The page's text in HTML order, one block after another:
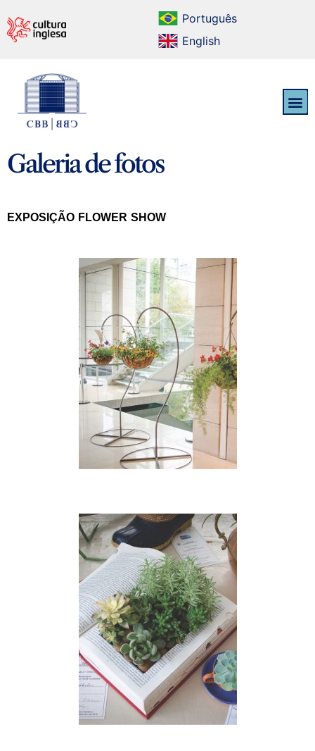
Português
English
Galeria de fotos
EXPOSIÇÃO FLOWER SHOW